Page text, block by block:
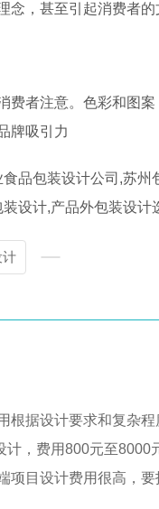
，甚至引起消费者的
费者注意。 色彩和图
牌吸引力
食品包装设计公司,苏州
设计,产品外包装设计
计
根据设计要求和复杂
，费用800元至8000
目设计费用很高，要